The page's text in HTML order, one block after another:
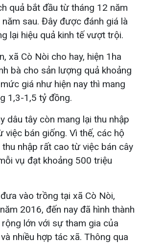
quả bắt đầu từ tháng 12 năm
sau. Đây được đánh giá là
lại hiệu quả kinh tế vượt trội.
xã Cò Nòi cho hay, hiện 1ha
bà cho sản lượng quả khoảng
giá như hiện nay thì mang
1,3-1,5 tỷ đồng.
dâu tây còn mang lại thu nhập
bán giống. Vì thế, các hộ
nhập rất cao từ việc bán cây
vụ đạt khoảng 500 triệu
vào trồng tại xã Cò Nòi,
2016, đến nay đã hình thành
lớn với sự tham gia của
nhiều hợp tác xã. Thông qua